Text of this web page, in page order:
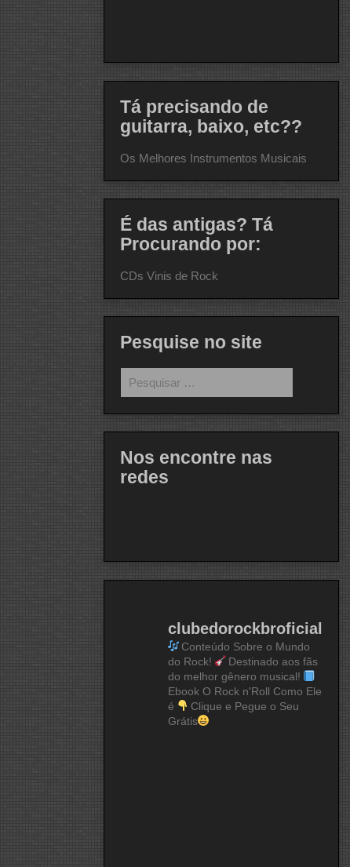
Tá precisando de
guitarra, baixo, etc??
Os Melhores Instrumentos Musicais
É das antigas? Tá
Procurando por:
CDs Vinis de Rock
Pesquise no site
por:
Nos encontre nas
redes
clubedorockbroficial
Conteúdo Sobre o Mundo
do Rock!
Destinado aos fãs
do melhor gênero musical!
Ebook O Rock n'Roll Como Ele
é
Clique e Pegue o Seu
Grátis